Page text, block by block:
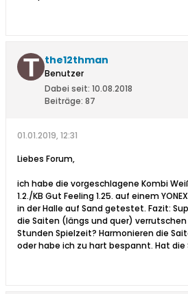
the12thman
Benutzer
Dabei seit: 10.08.2018
Beiträge: 87
01.01.2019, 12:31
Liebes Forum,
ich habe die vorgeschlagene Kombi
1.2./KB Gut Feeling 1.25. auf einem
in der Halle auf Sand getestet. Fazit:
die Saiten (längs und quer)
Stunden Spielzeit? Harmonieren die
oder habe ich zu hart bespannt. Hat die